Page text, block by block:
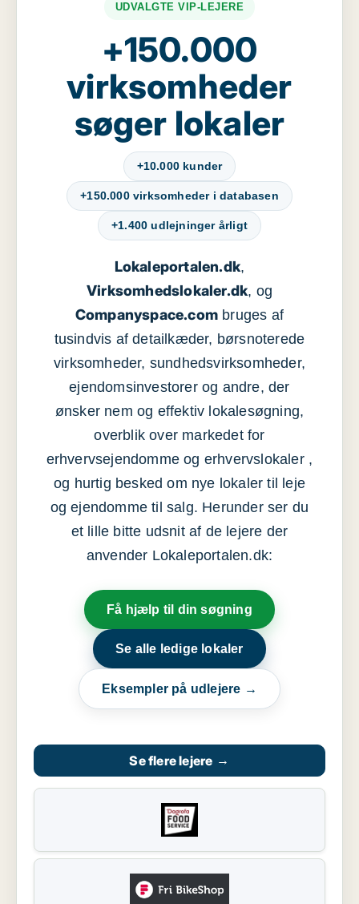
UDVALGTE VIP-LEJERE
+150.000
virksomheder
søger lokaler
+10.000 kunder
+150.000 virksomheder i databasen
+1.400 udlejninger årligt
Lokaleportalen.dk,
Virksomhedslokaler.dk, og
Companyspace.com bruges af
tusindvis af detailkæder, børsnoterede
virksomheder, sundhedsvirksomheder,
ejendomsinvestorer og andre, der
ønsker nem og effektiv lokalesøgning,
overblik over markedet for
erhvervsejendomme og erhvervslokaler ,
og hurtig besked om nye lokaler til leje
og ejendomme til salg. Herunder ser du
et lille bitte udsnit af de lejere der
anvender Lokaleportalen.dk:
Få hjælp til din søgning
Se alle ledige lokaler
Eksempler på udlejere →
Se flere lejere →